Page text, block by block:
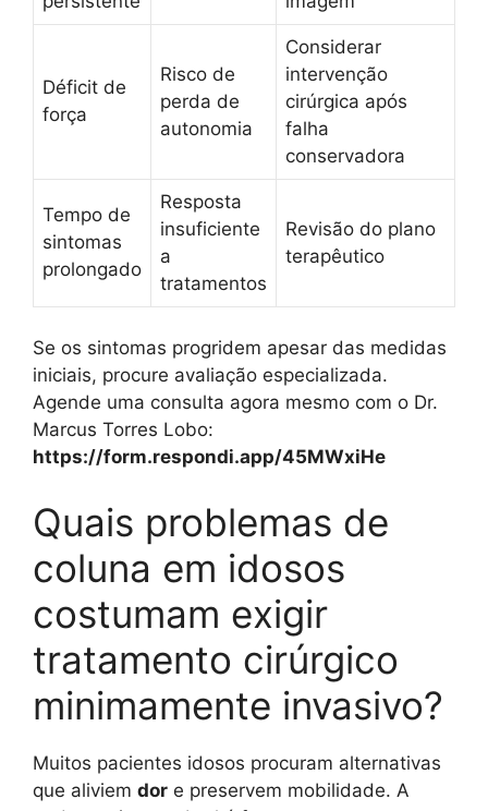
Déficit de
força
Risco de
perda de
autonomia
Considerar
intervenção
cirúrgica após
falha
conservadora
Tempo de
sintomas
prolongado
Resposta
insuficiente
a
tratamentos
Revisão do plano
terapêutico
Se os sintomas progridem apesar das medidas
iniciais, procure avaliação especializada.
Agende uma consulta agora mesmo com o Dr.
Marcus Torres Lobo:
https://form.respondi.app/45MWxiHe
Quais problemas de
coluna em idosos
costumam exigir
tratamento cirúrgico
minimamente invasivo?
Muitos pacientes idosos procuram alternativas
que aliviem dor e preservem mobilidade. A